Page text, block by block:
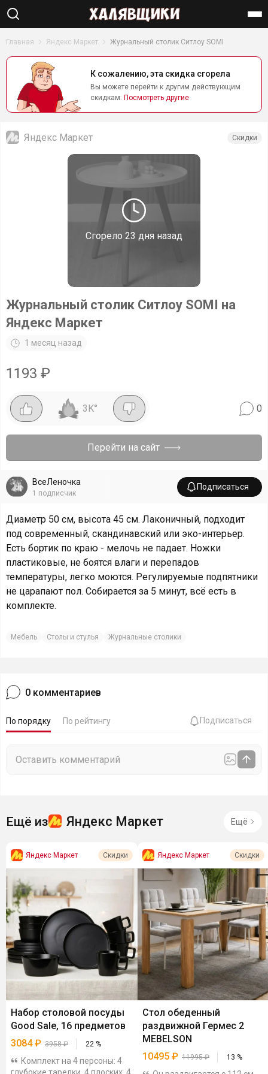
Главная Яндекс Маркет Журнальный столик Ситлоу SOMI
К сожалению, эта скидка сгорела
Вы можете перейти к другим действующим
скидкам. Посмотреть другие
Сгорело 23 дня назад
Яндекс Маркет Скидки
Журнальный столик Ситлоу SOMI на
Яндекс Маркет
1 месяц назад
1193 ₽
3K° 0
Перейти на сайт
ВсеЛеночка
1 подписчик
Подписаться
Диаметр 50 см, высота 45 см. Лаконичный, подходит
под современный, скандинавский или эко-интерьер.
Есть бортик по краю - мелочь не падает. Ножки
пластиковые, не боятся влаги и перепадов
температуры, легко моются. Регулируемые подпятники
не царапают пол. Собирается за 5 минут, всё есть в
комплекте.
Мебель Столы и стулья Журнальные столики
0 комментариев
По порядку По рейтингу Подписаться
Ещё из Яндекс Маркет Ещё
Яндекс Маркет Скидки
Набор столовой посуды
Good Sale, 16 предметов
3084₽ 3958₽ 22 %
Комплект на 4 персоны: 4
Яндекс Маркет Скидки
Стол обеденный
раздвижной Гермес 2
MEBELSON
10495 ₽ 11995₽ 13 %